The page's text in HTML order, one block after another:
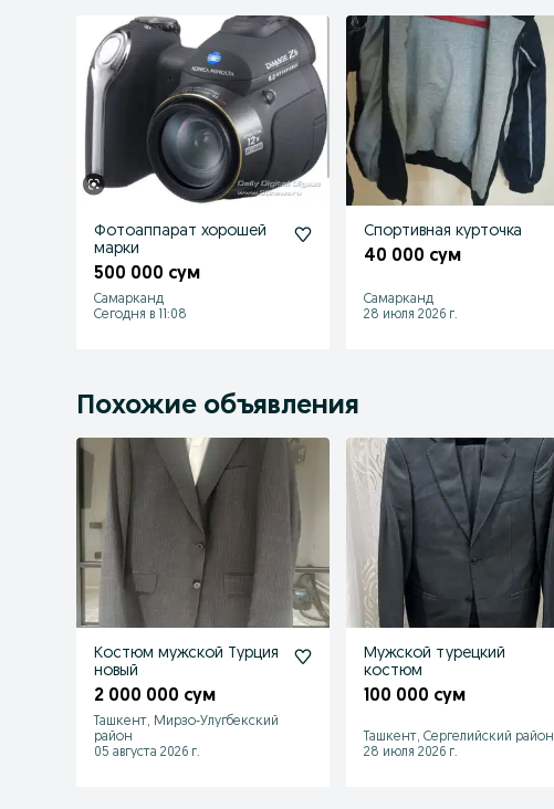
Фотоаппарат хорошей
марки
500 000 сум
Самарканд
Сегодня в 11:08
Спортивная курточка
40 000 сум
Самарканд
28 июля 2026 г.
Похожие объявления
Костюм мужской Турция
новый
2 000 000 сум
Ташкент, Мирзо-Улугбекский
район
05 августа 2026 г.
Мужской турецкий
костюм
100 000 сум
Ташкент, Сергелийский район
28 июля 2026 г.